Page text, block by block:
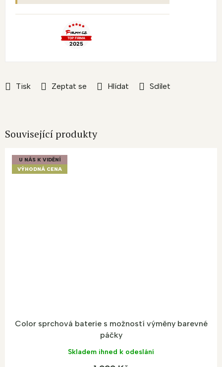
Tisk Zeptat se Hlídat Sdílet
Související produkty
U NÁS K VIDĚNÍ
VÝHODNÁ CENA
Color sprchová baterie s možností výměny barevné
páčky
Skladem ihned k odeslání